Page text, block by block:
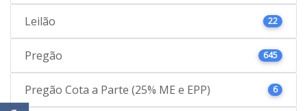
Leilão 22
Pregão 645
Pregão Cota a Parte (25% ME e EPP) 6